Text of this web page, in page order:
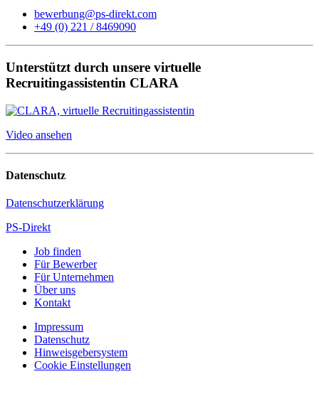
bewerbung@ps-direkt.com
+49 (0) 221 / 8469090
Unterstützt durch unsere virtuelle
Recruitingassistentin CLARA
Video ansehen
Datenschutz
Datenschutzerklärung
PS-Direkt
Job finden
Für Bewerber
Für Unternehmen
Über uns
Kontakt
Impressum
Datenschutz
Hinweisgebersystem
Cookie Einstellungen